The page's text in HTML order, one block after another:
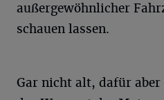
außergewöhnlicher
schauen lassen.
Gar nicht alt, dafür